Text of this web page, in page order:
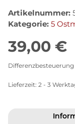
Artikelnummer:
Kategorie: 5
39,00 €
Differenzbesteuerung
Lieferzeit: 2 - 3